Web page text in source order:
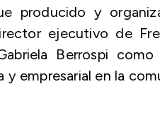
producido y
ejecutivo de
Berrospi
y empresarial en la